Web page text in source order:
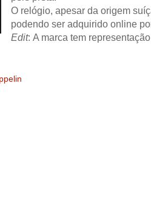
O relógio, apesar da origem
podendo ser adquirido online
Edit: A marca tem